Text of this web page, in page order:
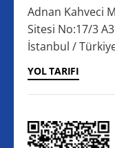
Adnan Kahveci
Sitesi No:17/3
İstanbul /
YOL TARIFI